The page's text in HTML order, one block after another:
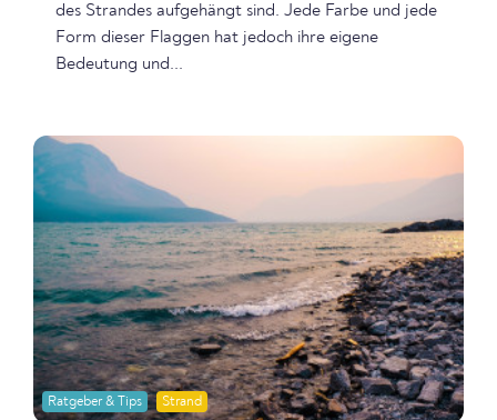
des Strandes aufgehängt sind. Jede Farbe und jede
Form dieser Flaggen hat jedoch ihre eigene
Bedeutung und...
Ratgeber & Tips Strand